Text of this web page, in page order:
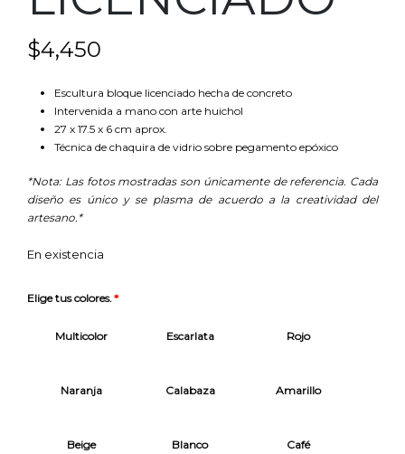
$4,450
Escultura bloque licenciado hecha de concreto
Intervenida a mano con arte huichol
27 x 17.5 x 6 cm aprox.
Técnica de chaquira de vidrio sobre pegamento epóxico
*Nota: Las fotos mostradas son únicamente de referencia. Cada
diseño es único y se plasma de acuerdo a la creatividad del
artesano.*
En existencia
Elige tus colores. *
Multicolor Escarlata Rojo
Naranja Calabaza Amarillo
Beige Blanco Café